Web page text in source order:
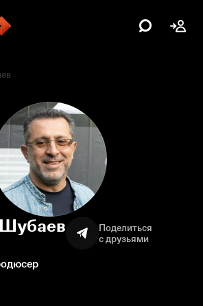
Поделиться
с друзьями